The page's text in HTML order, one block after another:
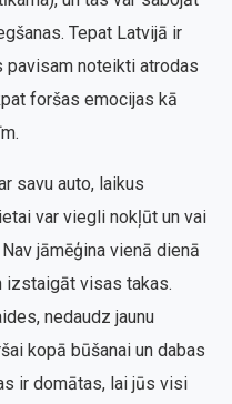
Tepat Latvijā ir
noteikti atrodas
foršas emocijas kā
savu auto, laikus
var viegli nokļūt un vai
jāmēģina vienā dienā
izstaigāt visas takas.
nedaudz jaunu
kopā būšanai un dabas
ir domātas, lai jūs visi